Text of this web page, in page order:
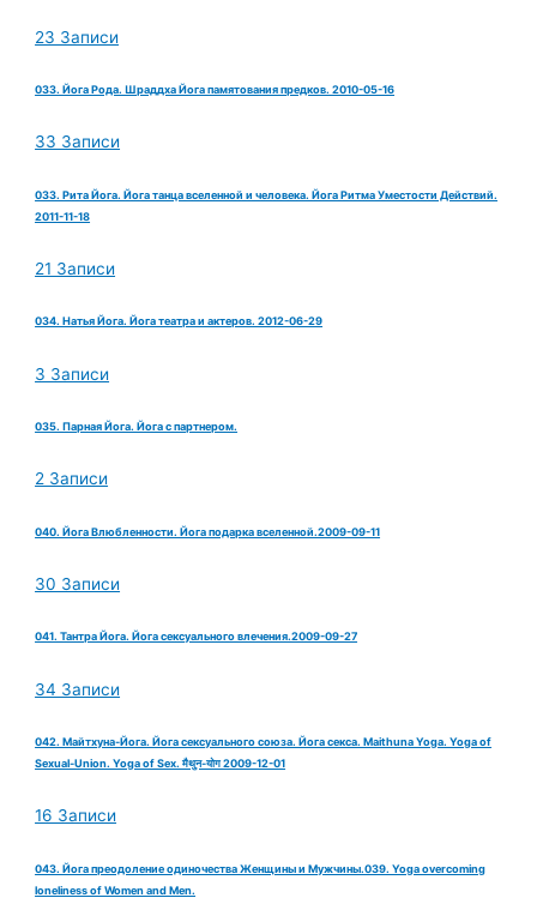
23 Записи
033. Йога Рода. Шраддха Йога памятования предков. 2010-05-16
33 Записи
033. Рита Йога. Йога танца вселенной и человека. Йога Ритма Уместости Действий.
2011-11-18
21 Записи
034. Натья Йога. Йога театра и актеров. 2012-06-29
3 Записи
035. Парная Йога. Йога с партнером.
2 Записи
040. Йога Влюбленности. Йога подарка вселенной.2009-09-11
30 Записи
041. Тантра Йога. Йога сексуального влечения.2009-09-27
34 Записи
042. Майтхуна-Йога. Йога сексуального союза. Йога секса. Maithuna Yoga. Yoga of
Sexual-Union. Yoga of Sex. मैथुन-योग 2009-12-01
16 Записи
043. Йога преодоление одиночества Женщины и Мужчины.039. Yoga overcoming
loneliness of Women and Men.